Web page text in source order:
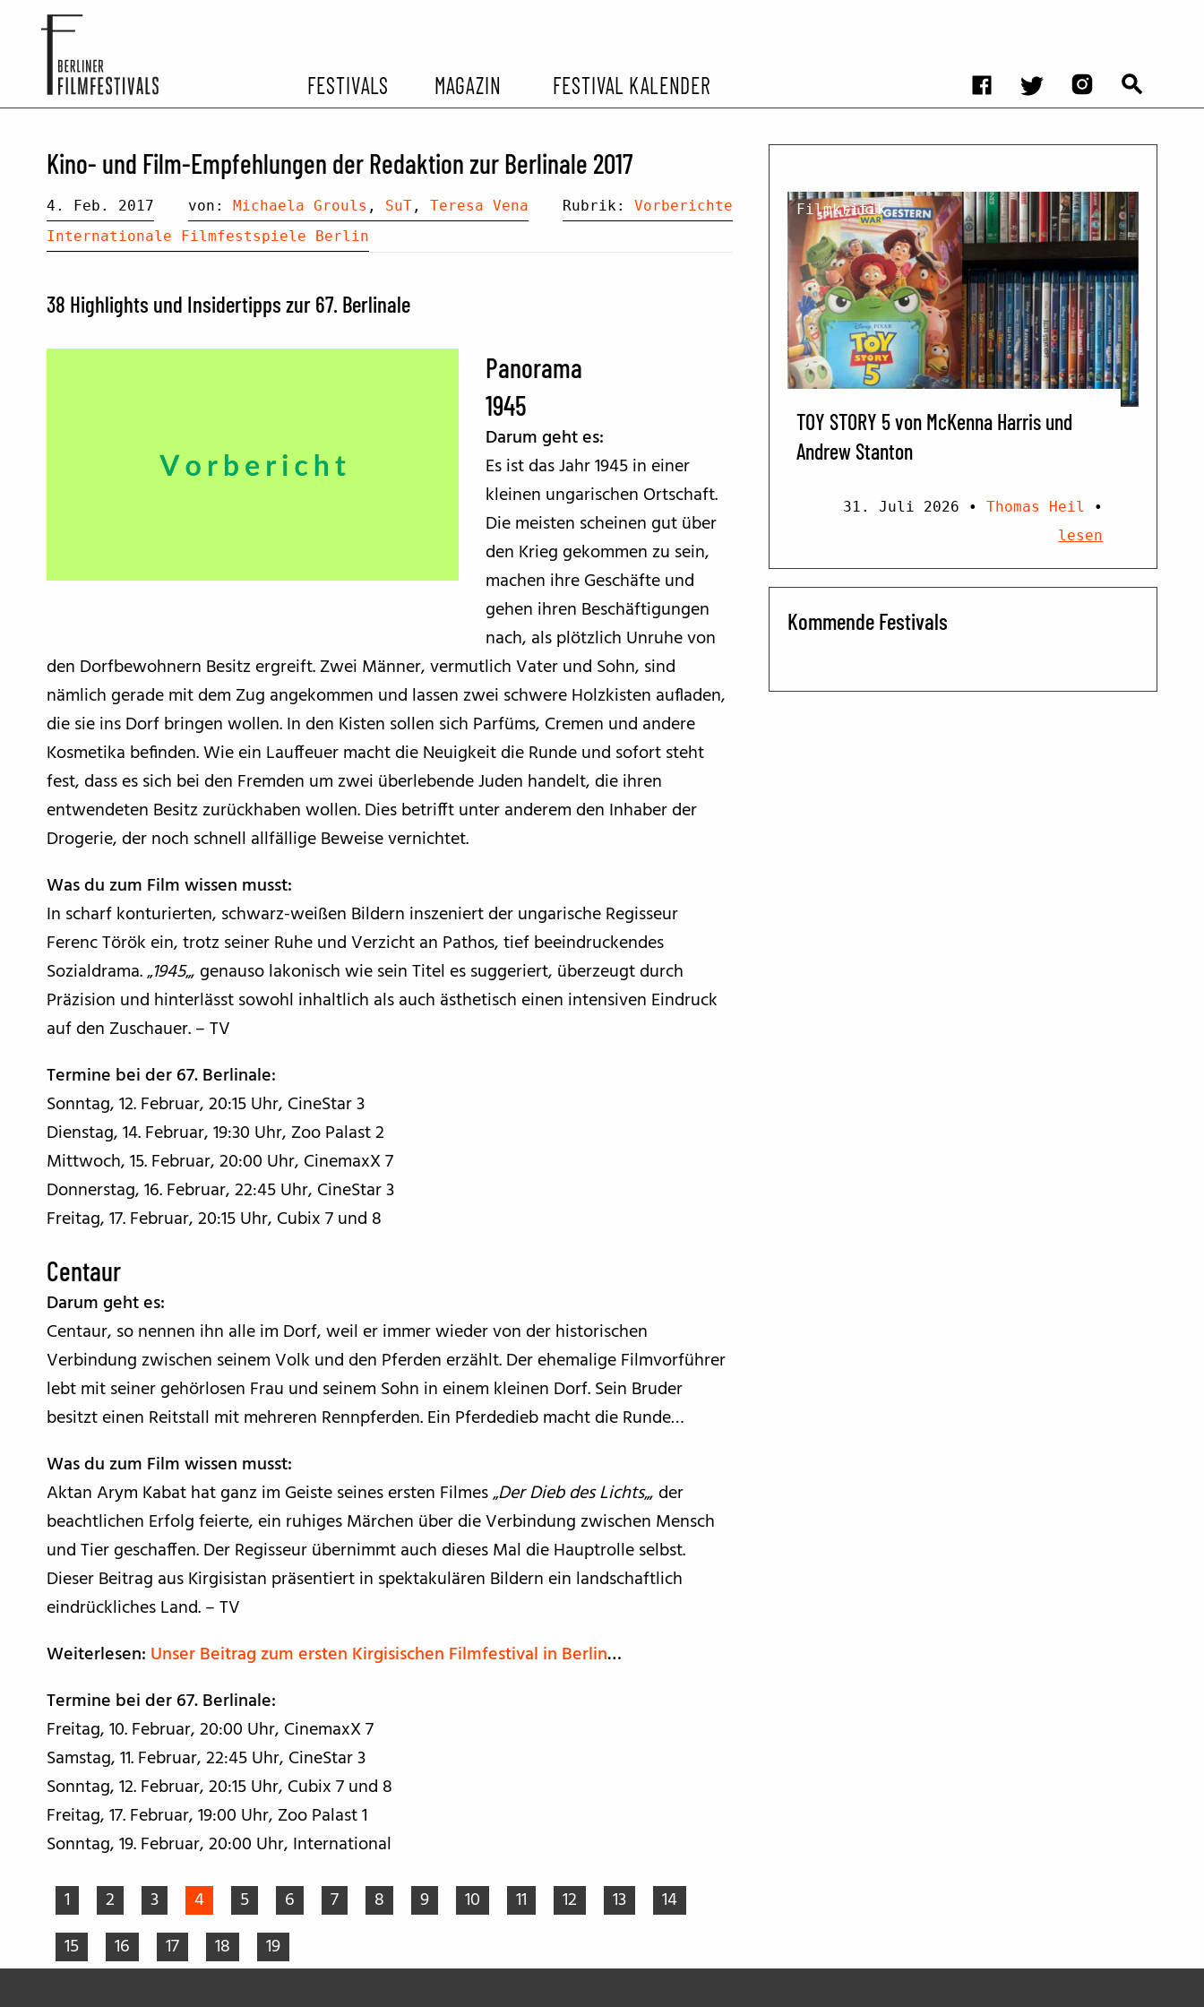
FESTIVALS
ARCHIV EHEMALIGER FILMFESTIVALS
MAGAZIN
FESTIVALBERICHTE
FILM- UND SERIEN-TIPPS
BFF ON THE ROAD
FESTIVAL KALENDER
Kino- und Film-Empfehlungen der Redaktion zur Berlinale 2017
4. Feb. 2017 von: Michaela Grouls , SuT , Teresa Vena Rubrik: Vorberichte
Internationale Filmfestspiele Berlin
38 Highlights und Insidertipps zur 67. Berlinale
Panorama
1945
Darum geht es:
Es ist das Jahr 1945 in einer
kleinen ungarischen Ortschaft.
Die meisten scheinen gut über
den Krieg gekommen zu sein,
machen ihre Geschäfte und
gehen ihren Beschäftigungen
nach, als plötzlich Unruhe von
den Dorfbewohnern Besitz ergreift. Zwei Männer, vermutlich Vater und Sohn, sind
nämlich gerade mit dem Zug angekommen und lassen zwei schwere Holzkisten aufladen,
die sie ins Dorf bringen wollen. In den Kisten sollen sich Parfüms, Cremen und andere
Kosmetika befinden. Wie ein Lauffeuer macht die Neuigkeit die Runde und sofort steht
fest, dass es sich bei den Fremden um zwei überlebende Juden handelt, die ihren
entwendeten Besitz zurückhaben wollen. Dies betrifft unter anderem den Inhaber der
Drogerie, der noch schnell allfällige Beweise vernichtet.
Was du zum Film wissen musst:
In scharf konturierten, schwarz-weißen Bildern inszeniert der ungarische Regisseur
Ferenc Török ein, trotz seiner Ruhe und Verzicht an Pathos, tief beeindruckendes
Sozialdrama. „1945„, genauso lakonisch wie sein Titel es suggeriert, überzeugt durch
Präzision und hinterlässt sowohl inhaltlich als auch ästhetisch einen intensiven Eindruck
auf den Zuschauer. – TV
Termine bei der 67. Berlinale:
Sonntag, 12. Februar, 20:15 Uhr, CineStar 3
Dienstag, 14. Februar, 19:30 Uhr, Zoo Palast 2
Mittwoch, 15. Februar, 20:00 Uhr, CinemaxX 7
Donnerstag, 16. Februar, 22:45 Uhr, CineStar 3
Freitag, 17. Februar, 20:15 Uhr, Cubix 7 und 8
Centaur
Darum geht es:
Centaur, so nennen ihn alle im Dorf, weil er immer wieder von der historischen
Verbindung zwischen seinem Volk und den Pferden erzählt. Der ehemalige Filmvorführer
lebt mit seiner gehörlosen Frau und seinem Sohn in einem kleinen Dorf. Sein Bruder
besitzt einen Reitstall mit mehreren Rennpferden. Ein Pferdedieb macht die Runde…
Was du zum Film wissen musst:
Aktan Arym Kabat hat ganz im Geiste seines ersten Filmes „Der Dieb des Lichts„, der
beachtlichen Erfolg feierte, ein ruhiges Märchen über die Verbindung zwischen Mensch
und Tier geschaffen. Der Regisseur übernimmt auch dieses Mal die Hauptrolle selbst.
Dieser Beitrag aus Kirgisistan präsentiert in spektakulären Bildern ein landschaftlich
eindrückliches Land. – TV
Weiterlesen: Unser Beitrag zum ersten Kirgisischen Filmfestival in Berlin…
Termine bei der 67. Berlinale:
Freitag, 10. Februar, 20:00 Uhr, CinemaxX 7
Samstag, 11. Februar, 22:45 Uhr, CineStar 3
Sonntag, 12. Februar, 20:15 Uhr, Cubix 7 und 8
Freitag, 17. Februar, 19:00 Uhr, Zoo Palast 1
Sonntag, 19. Februar, 20:00 Uhr, International
1
2 3 4 5 6 7 8 9 10 11 12 13
14
15
16 17 18 19
Filmkritik
TOY STORY 5 von McKenna Harris und
Andrew Stanton
31. Juli 2026 • Thomas Heil
•
lesen
Kommende Festivals